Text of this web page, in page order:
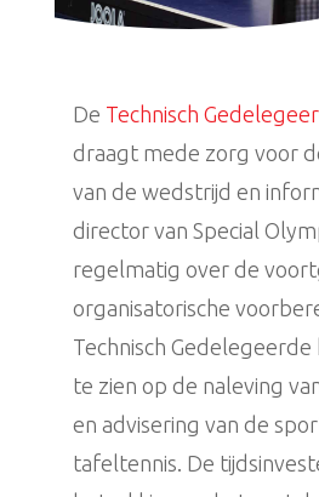
De Technisch
draagt mede zorg voor
van de wedstrijd en
director van Special
regelmatig over de
organisatorische
Technisch
te zien op de naleving
en advisering van de
tafeltennis. De